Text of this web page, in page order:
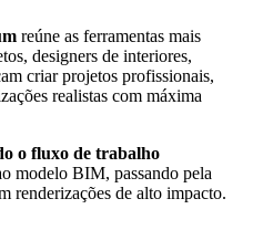
reúne as ferramentas mais
designers de interiores,
criar projetos profissionais,
realistas com máxima
o fluxo de trabalho
modelo BIM, passando pela
renderizações de alto impacto.